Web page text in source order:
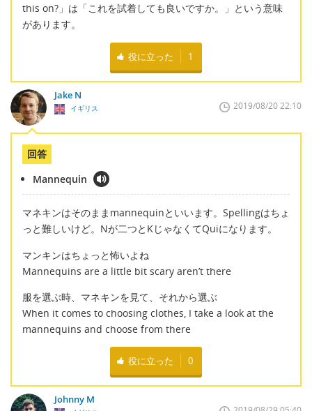
this on?」は「これを試着しても良いですか。」という意味
があります。
役に立った 1
Jake N
イギリス 2019/08/20 22:10
回答
Mannequin
マネキンはそのままmannequinといいます。Spellingはちょ
っと難しいけど。Nが二つとKじゃなくてQuiになります。
マンキンはちょっと怖いよね
Mannequins are a little bit scary aren’t there
服を選ぶ時、マネキンを見て、それから選ぶ
When it comes to choosing clothes, I take a look at the
mannequins and choose from there
役に立った 0
Johnny M